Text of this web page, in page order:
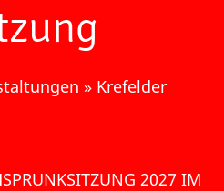
» Krefelder
2027 IM